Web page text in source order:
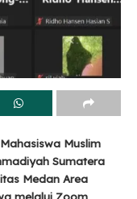
Muslim
Sumatera
Medan Area
melalui Zoom